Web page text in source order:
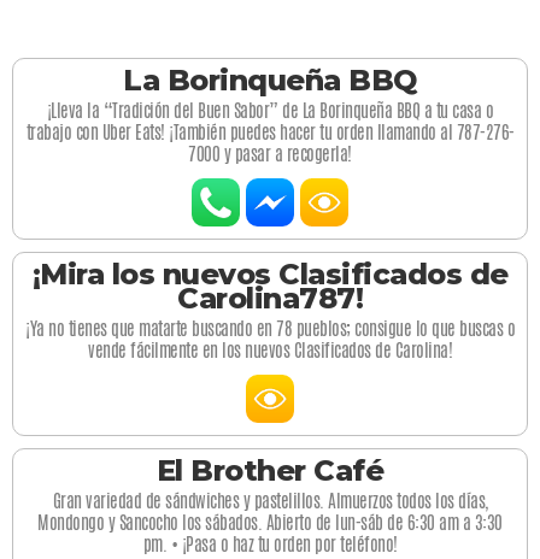
La Borinqueña BBQ
¡Lleva la “Tradición del Buen Sabor” de La Borinqueña BBQ a tu casa o
trabajo con Uber Eats! ¡También puedes hacer tu orden llamando al 787-276-
7000 y pasar a recogerla!
¡Mira los nuevos Clasificados de
Carolina787!
¡Ya no tienes que matarte buscando en 78 pueblos; consigue lo que buscas o
vende fácilmente en los nuevos Clasificados de Carolina!
El Brother Café
Gran variedad de sándwiches y pastelillos. Almuerzos todos los días,
Mondongo y Sancocho los sábados. Abierto de lun-sáb de 6:30 am a 3:30
pm. • ¡Pasa o haz tu orden por teléfono!